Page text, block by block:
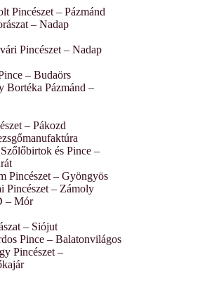
Pincészet – Pázmánd
– Nadap
Pincészet – Nadap
– Budaörs
Bortéka Pázmánd –
– Pákozd
és Pince –
Pincészet – Gyöngyös
Pincészet – Zámoly
– Mór
– Siójut
Pince – Balatonvilágos
Pincészet –